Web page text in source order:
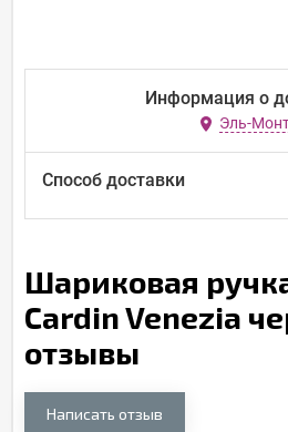
Информация о
Эль-
Способ доставки
Шариковая
Cardin Venezia
отзывы
Написать отзыв